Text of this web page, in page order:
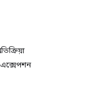
এক্সেপশন